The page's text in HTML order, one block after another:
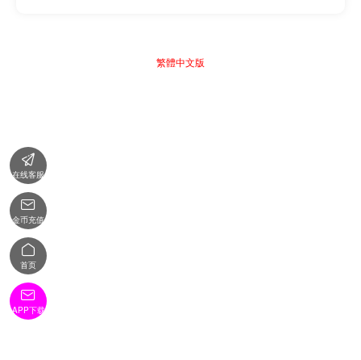
繁體中文版

在线客服

金币充值

首页

APP下载